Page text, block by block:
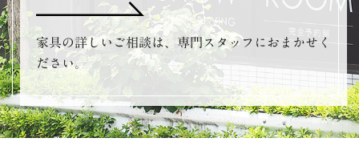
家具の詳しいご相談は、専門スタッフにおまかせく
ださい。